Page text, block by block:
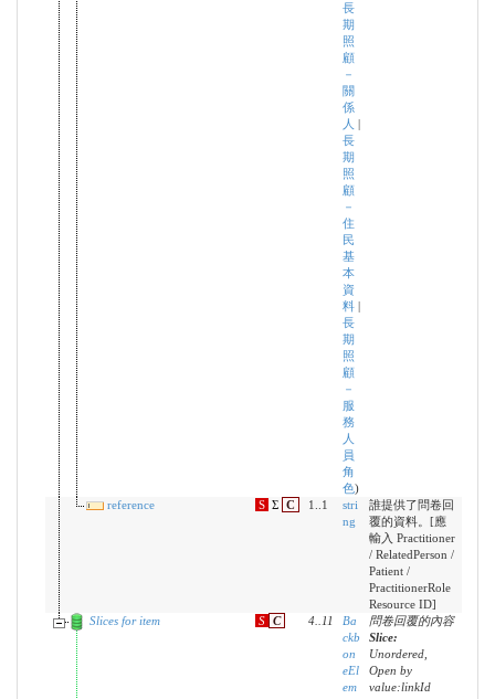
長
期
照
顧
－
關
係
人
長
期
照
顧
－
住
民
基
本
資
料|
長
期
照
顧
－
服
務
人
員
角
色)
reference S Σ C 1..1
stri
ng
誰提供了問卷回
覆的資料。[應
輸入 Practitioner
/ RelatedPerson /
Patient /
PractitionerRole
Resource ID]
Slices for item
S C 4.. 11
Ba
ckb
on
eEl
em
問卷回覆的內容
Slice:
Unordered,
Open by
value:linkId